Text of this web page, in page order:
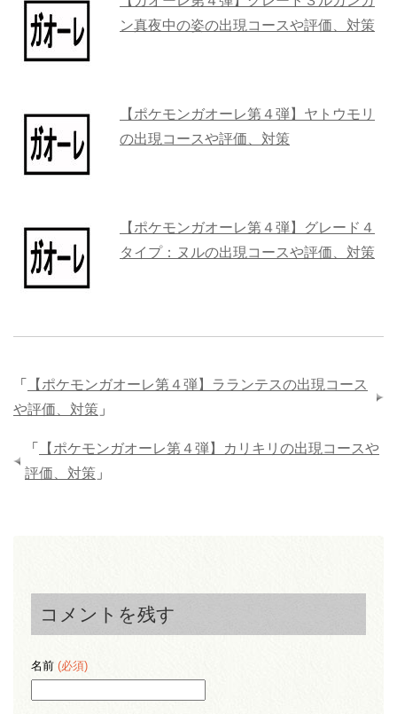
ン真夜中の姿の出現コースや評価、対策
【ポケモンガオーレ第４弾】ヤトウモリ
の出現コースや評価、対策
【ポケモンガオーレ第４弾】グレード４
タイプ：ヌルの出現コースや評価、対策
「
【ポケモンガオーレ第４弾】ラランテスの出現コース
や評価、対策 」
「
【ポケモンガオーレ第４弾】カリキリの出現コースや
評価、対策 」
コメントを残す
名前 (必須)